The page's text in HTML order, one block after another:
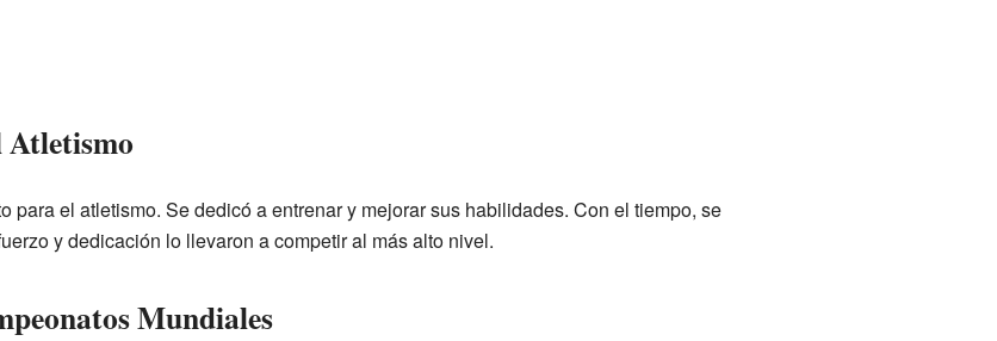
Atletismo
para el atletismo. Se dedicó a entrenar y mejorar sus habilidades. Con el tiempo, se
y dedicación lo llevaron a competir al más alto nivel.
Mundiales